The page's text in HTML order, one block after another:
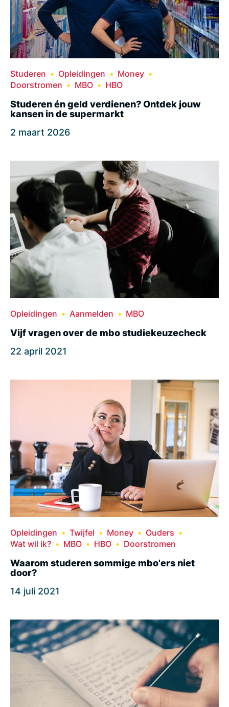
Studeren Opleidingen
Money
Doorstromen
MBO HBO
Studeren én geld verdienen? Ontdek jouw
kansen in de supermarkt
2 maart 2026
Opleidingen Aanmelden MBO
Vijf vragen over de mbo studiekeuzecheck
22 april 2021
Opleidingen Twijfel Money
Ouders
Wat wil ik?
MBO HBO Doorstromen
Waarom studeren sommige mbo'ers niet
door?
14 juli 2021